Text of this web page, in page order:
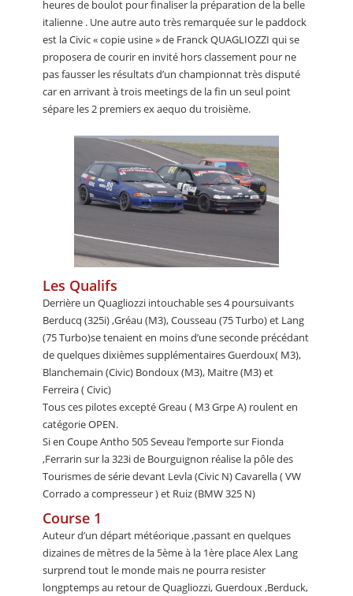
heures de boulot pour finaliser la préparation de la belle
italienne . Une autre auto très remarquée sur le paddock
est la Civic « copie usine » de Franck QUAGLIOZZI qui se
proposera de courir en invité hors classement pour ne
pas fausser les résultats d’un championnat très disputé
car en arrivant à trois meetings de la fin un seul point
sépare les 2 premiers ex aequo du troisième.
Les Qualifs
Derrière un Quagliozzi intouchable ses 4 poursuivants
Berducq (325i) ,Gréau (M3), Cousseau (75 Turbo) et Lang
(75 Turbo)se tenaient en moins d’une seconde précédant
de quelques dixièmes supplémentaires Guerdoux( M3),
Blanchemain (Civic) Bondoux (M3), Maitre (M3) et
Ferreira ( Civic)
Tous ces pilotes excepté Greau ( M3 Grpe A) roulent en
catégorie OPEN.
Si en Coupe Antho 505 Seveau l’emporte sur Fionda
,Ferrarin sur la 323i de Bourguignon réalise la pôle des
Tourismes de série devant Levla (Civic N) Cavarella ( VW
Corrado a compresseur ) et Ruiz (BMW 325 N)
Course 1
Auteur d’un départ météorique ,passant en quelques
dizaines de mètres de la 5ème à la 1ère place Alex Lang
surprend tout le monde mais ne pourra resister
longptemps au retour de Quagliozzi, Guerdoux ,Berduck,